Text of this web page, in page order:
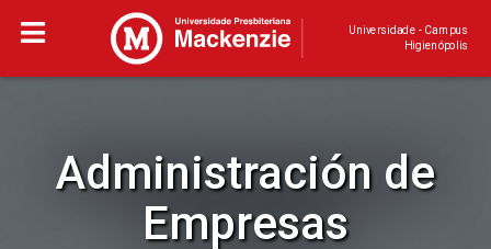
Universidade - Campus
Higienópolis
Administración de
Empresas